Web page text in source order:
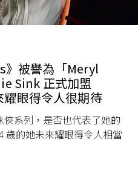
被譽為「Meryl
Sink 正式加盟
耀眼得令人很期待
俠系列，是否也代表了她的
歲的她未來耀眼得令人相當